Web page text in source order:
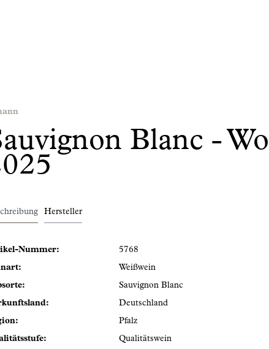
Blanc -
Hersteller
Nummer: 5768
Weißwein
Sauvignon Blanc
Deutschland
Pfalz
Qualitätswein